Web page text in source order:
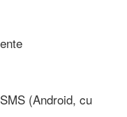
(Android, cu